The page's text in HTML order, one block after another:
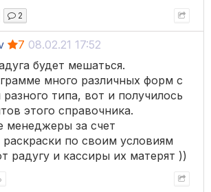
2
7 08.02.21 17:52
будет мешаться.
много различных форм с
типа, вот и получилось
этого справочника.
менеджеры за счет
по своим условиям
радугу и кассиры их матерят ))